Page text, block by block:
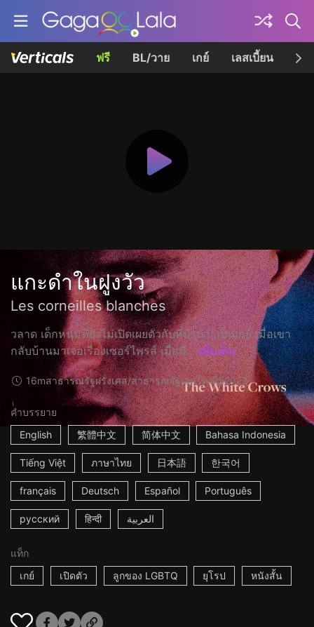
ฟรี BL/วาย เกย์ เลสเบี้ยน เค
แกะดำในฝูงวัว
Les corneilles blanches
วลาด เด็กหนุ่มที่ยังไม่เปิดเผยตัวกับที่บ้านว่าเป็นเกย์ เมื่อเขา
กลับบ้านมาเจอเรื่องเซอร์ไพรส์ เมื่อพี... เพิ่มเติม
16mสาธารณรัฐฝรั่งเศส/สาธารณรัฐเอสโตเนีย2023
คำบรรยาย
English
繁體中文 简体中文 Bahasa Indonesia
Tiếng Việt ภาษาไทย 日本語 한국어
français Deutsch Español Português
русский हिन्दी العربية
แท็ก
เกย์
เปิดตัว ลูกของ LGBTQ ยุโรป หนังสั้น